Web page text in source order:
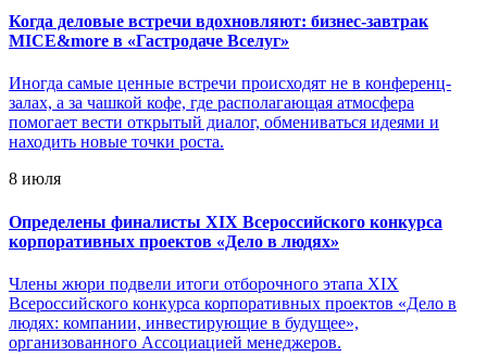
Когда деловые встречи вдохновляют: бизнес-завтрак
MICE&more в «Гастродаче Вселуг»
Иногда самые ценные встречи происходят не в конференц-
залах, а за чашкой кофе, где располагающая атмосфера
помогает вести открытый диалог, обмениваться идеями и
находить новые точки роста.
8 июля
Определены финалисты XIX Всероссийского конкурса
корпоративных проектов «Дело в людях»
Члены жюри подвели итоги отборочного этапа XIX
Всероссийского конкурса корпоративных проектов «Дело в
людях: компании, инвестирующие в будущее»,
организованного Ассоциацией менеджеров.